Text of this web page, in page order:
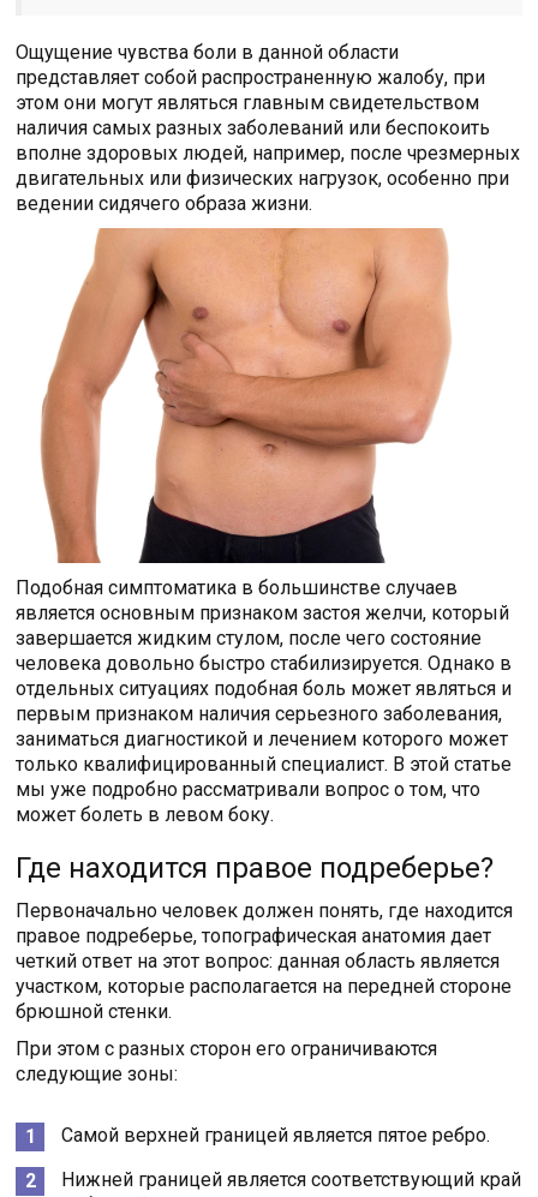
Ощущение чувства боли в данной области
представляет собой распространенную жалобу, при
этом они могут являться главным свидетельством
наличия самых разных заболеваний или беспокоить
вполне здоровых людей, например, после чрезмерных
двигательных или физических нагрузок, особенно при
ведении сидячего образа жизни.
Подобная симптоматика в большинстве случаев
является основным признаком застоя желчи, который
завершается жидким стулом, после чего состояние
человека довольно быстро стабилизируется. Однако в
отдельных ситуациях подобная боль может являться и
первым признаком наличия серьезного заболевания,
заниматься диагностикой и лечением которого может
только квалифицированный специалист. В этой статье
мы уже подробно рассматривали вопрос о том, что
может болеть в левом боку.
Где находится правое подреберье?
Первоначально человек должен понять, где находится
правое подреберье, топографическая анатомия дает
четкий ответ на этот вопрос: данная область является
участком, которые располагается на передней стороне
брюшной стенки.
При этом с разных сторон его ограничиваются
следующие зоны:
Самой верхней границей является пятое ребро.
Нижней границей является соответствующий край